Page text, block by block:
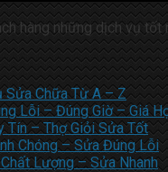
hàng những dịch vụ
Sửa Chữa Từ A – Z
Lỗi – Đúng Giờ – Giá
Tín – Thợ Giỏi Sửa Tốt
Chóng – Sửa Đúng Lỗi
Lượng – Sửa Nhanh